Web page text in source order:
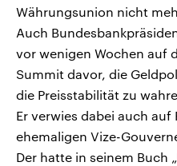
Währungsunion nicht
Auch
vor wenigen Wochen auf
Summit davor, die
die Preisstabilität zu
Er verwies dabei auch auf
ehemaligen Vize-
Der hatte in seinem Buch